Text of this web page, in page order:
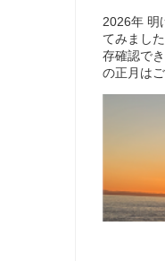
2026年
てみまし
存確認で
の正月は